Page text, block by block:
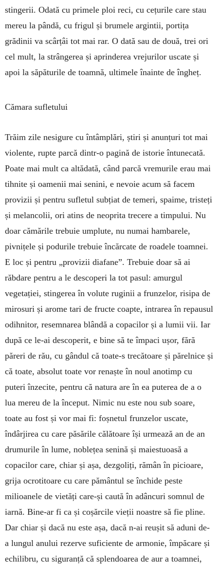
stingerii. Odată cu primele ploi reci, cu cețurile care stau
mereu la pândă, cu frigul și brumele argintii, portița
grădinii va scârțâi tot mai rar. O dată sau de două, trei ori
cel mult, la strângerea și aprinderea vrejurilor uscate și
apoi la săpăturile de toamnă, ultimele îna­inte de ­îngheț.
Cămara sufletului
Trăim zile nesigure cu întâmplări, știri și anunțuri tot mai
violente, rupte parcă dintr-o pagină de istorie întunecată.
Poate mai mult ca altădată, când parcă vremurile erau mai
tihnite și oamenii mai senini, e nevoie acum să facem
provizii și pentru sufletul subțiat de temeri, spaime, tristeți
și melancolii, ori atins de neoprita trecere a timpului. Nu
doar cămările trebuie umplute, nu numai hambarele,
pivnițele și podurile trebuie încărcate de roadele toamnei.
E loc și pentru „provizii diafane”. Trebuie doar să ai
răbdare pentru a le descoperi la tot pasul: amurgul
vegetației, stingerea în volute ruginii a frunzelor, risipa de
mirosuri și arome tari de fructe coapte, intrarea în repausul
odihnitor, resemnarea blândă a copacilor și a lumii vii. Iar
după ce le-ai descoperit, e bine să te împaci ușor, fără
păreri de rău, cu gândul că toate-s trecătoare și părelnice și
că toate, absolut toate vor renaște în noul anotimp cu
puteri înzecite, pentru că natura are în ea puterea de a o
lua mereu de la început. Nimic nu este nou sub soare,
toate au fost și vor mai fi: foșnetul frunzelor uscate,
îndârjirea cu care păsările călătoare își urmează an de an
drumurile în lume, noblețea senină și maiestuoasă a
copacilor care, chiar și așa, dezgoliți, rămân în picioare,
grija ocrotitoare cu care pământul se închide peste
milioanele de vietăți care-și caută în adâncuri somnul de
iarnă. Bine-ar fi ca și coșărcile vieții noastre să fie pline.
Dar chiar și dacă nu este așa, dacă n-ai reușit să aduni de-
a lungul anului rezerve suficiente de armonie, împăcare și
echilibru, cu siguranță că splendoarea de aur a toamnei,